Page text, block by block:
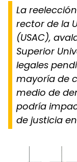
La
rector de la
(USAC),
Superior
legales
mayoría de
medio de
podría
de justicia